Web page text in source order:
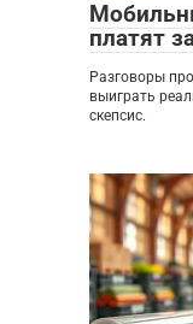
платят
Разговоры
выиграть
скепсис.